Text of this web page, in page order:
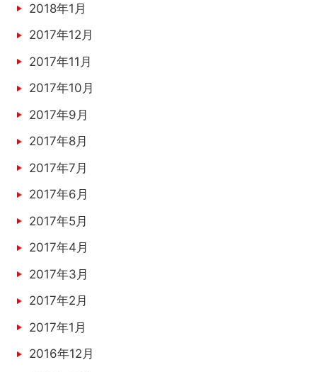
2018年1月
2017年12月
2017年11月
2017年10月
2017年9月
2017年8月
2017年7月
2017年6月
2017年5月
2017年4月
2017年3月
2017年2月
2017年1月
2016年12月